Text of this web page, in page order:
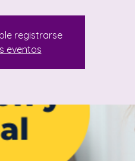
registrarse
eventos